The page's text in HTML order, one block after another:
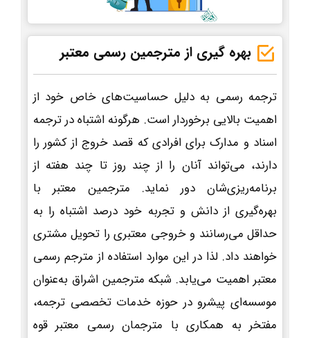
بهره گیری از مترجمین رسمی معتبر
ترجمه رسمی به دلیل حساسیت‌های خاص خود از
اهمیت بالایی برخوردار است. هرگونه اشتباه در ترجمه
اسناد و مدارک برای افرادی که قصد خروج از کشور را
دارند، می‌تواند آنان را از چند روز تا چند هفته از
برنامه‌ریزی‌شان دور نماید. مترجمین معتبر با
بهره‌گیری از دانش و تجربه خود درصد اشتباه را به
حداقل می‌رسانند و خروجی معتبری را تحویل مشتری
خواهند داد. لذا در این موارد استفاده از مترجم رسمی
معتبر اهمیت می‌یابد. شبکه مترجمین اشراق به‌عنوان
موسسه‌ای پیشرو در حوزه خدمات تخصصی ترجمه،
مفتخر به همکاری با مترجمان رسمی معتبر قوه